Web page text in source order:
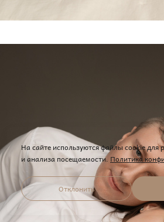
На сайте используются файлы cookie для
и анализа посещаемости. Политика
Отклонить